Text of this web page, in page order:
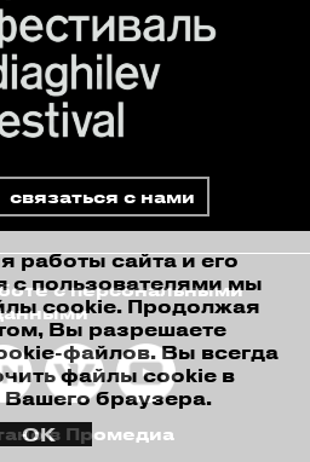
связаться с нами
с персональными
в Промедиа
работы сайта и его
с пользователями мы
cookie. Продолжая
Вы разрешаете
файлов. Вы всегда
файлы cookie в
Вашего браузера.
ОК